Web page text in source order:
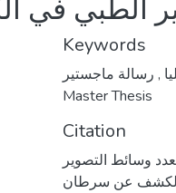
الطبي
Keywords
,
Master Thesis
Citation
الكبد متعدد وسائط التصوير
عن سرطان